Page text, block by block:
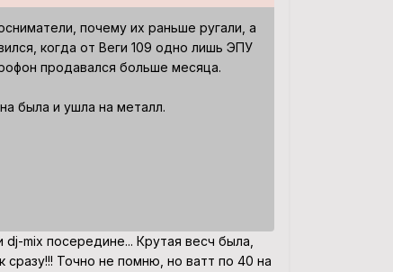
почему их раньше ругали, а
когда от Веги 109 одно лишь ЭПУ
продавался больше месяца.
была и ушла на металл.
mix посередине... Крутая весч была,
сразу!!! Точно не помню, но ватт по 40 на